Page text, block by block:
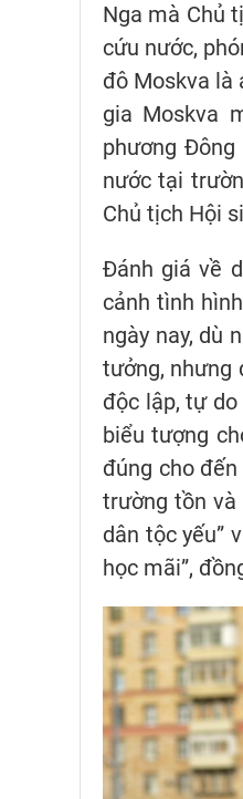
Nga mà Chủ
cứu nước,
đô Moskva là
gia Moskva
phương Đông
nước tại
Chủ tịch Hội
Đánh giá về
cảnh tình
ngày nay, dù
tưởng, nhưng
độc lập, tự
biểu tượng
đúng cho
trường tồn và
dân tộc yếu”
học mãi”,